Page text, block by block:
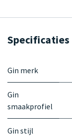
Specificaties
Gin merk
Gin
smaakprofiel
Gin stijl